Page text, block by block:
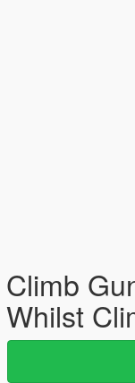
Climb
Whilst